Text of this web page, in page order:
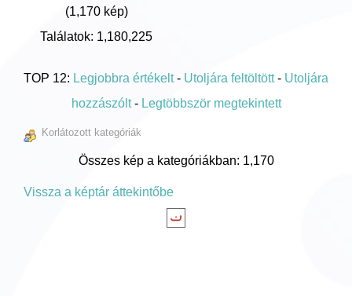
(1,170 kép)
Találatok: 1,180,225
TOP 12: Legjobbra értékelt- Utoljára feltöltött- Utoljára
hozzászólt- Legtöbbször megtekintett
Korlátozott kategóriák
Összes kép a kategóriákban: 1,170
Vissza a képtár áttekintőbe